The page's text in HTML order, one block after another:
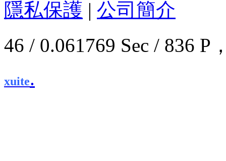
隱私保護 | 公司簡介
46 / 0.061769 Sec / 836
xuite.